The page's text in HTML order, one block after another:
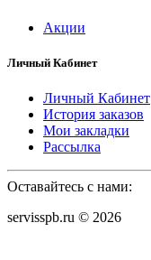
Акции
Личный Кабинет
Личный Кабинет
История заказов
Мои закладки
Рассылка
Оставайтесь с нами:
servisspb.ru © 2026